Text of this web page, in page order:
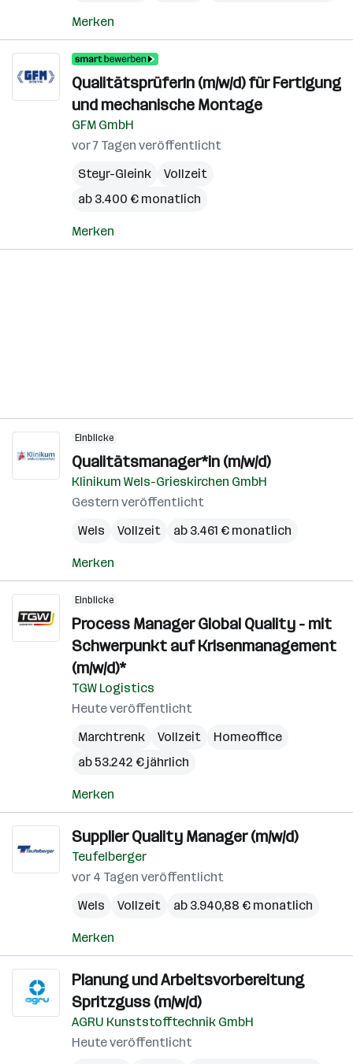
Merken
QualitätsprüferIn (m/w/d) für Fertigung
und mechanische Montage
GFM GmbH
vor 7 Tagen veröffentlicht
Steyr-Gleink
Vollzeit
ab 3.400 € monatlich
Merken
Einblicke
Qualitätsmanager*in (m/w/d)
Klinikum Wels-Grieskirchen GmbH
Gestern veröffentlicht
Wels
Vollzeit ab 3.461 € monatlich
Merken
Einblicke
Process Manager Global Quality - mit
Schwerpunkt auf Krisenmanagement
(m/w/d)*
TGW Logistics
Heute veröffentlicht
Marchtrenk
Vollzeit
Homeoffice
ab 53.242 € jährlich
Merken
Supplier Quality Manager (m/w/d)
Teufelberger
vor 4 Tagen veröffentlicht
Wels
Vollzeit ab 3.940,88 € monatlich
Merken
Planung und Arbeitsvorbereitung
Spritzguss (m/w/d)
AGRU Kunststofftechnik GmbH
Heute veröffentlicht